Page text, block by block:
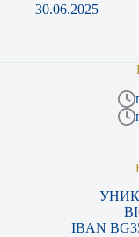
30.06.2025
IBAN